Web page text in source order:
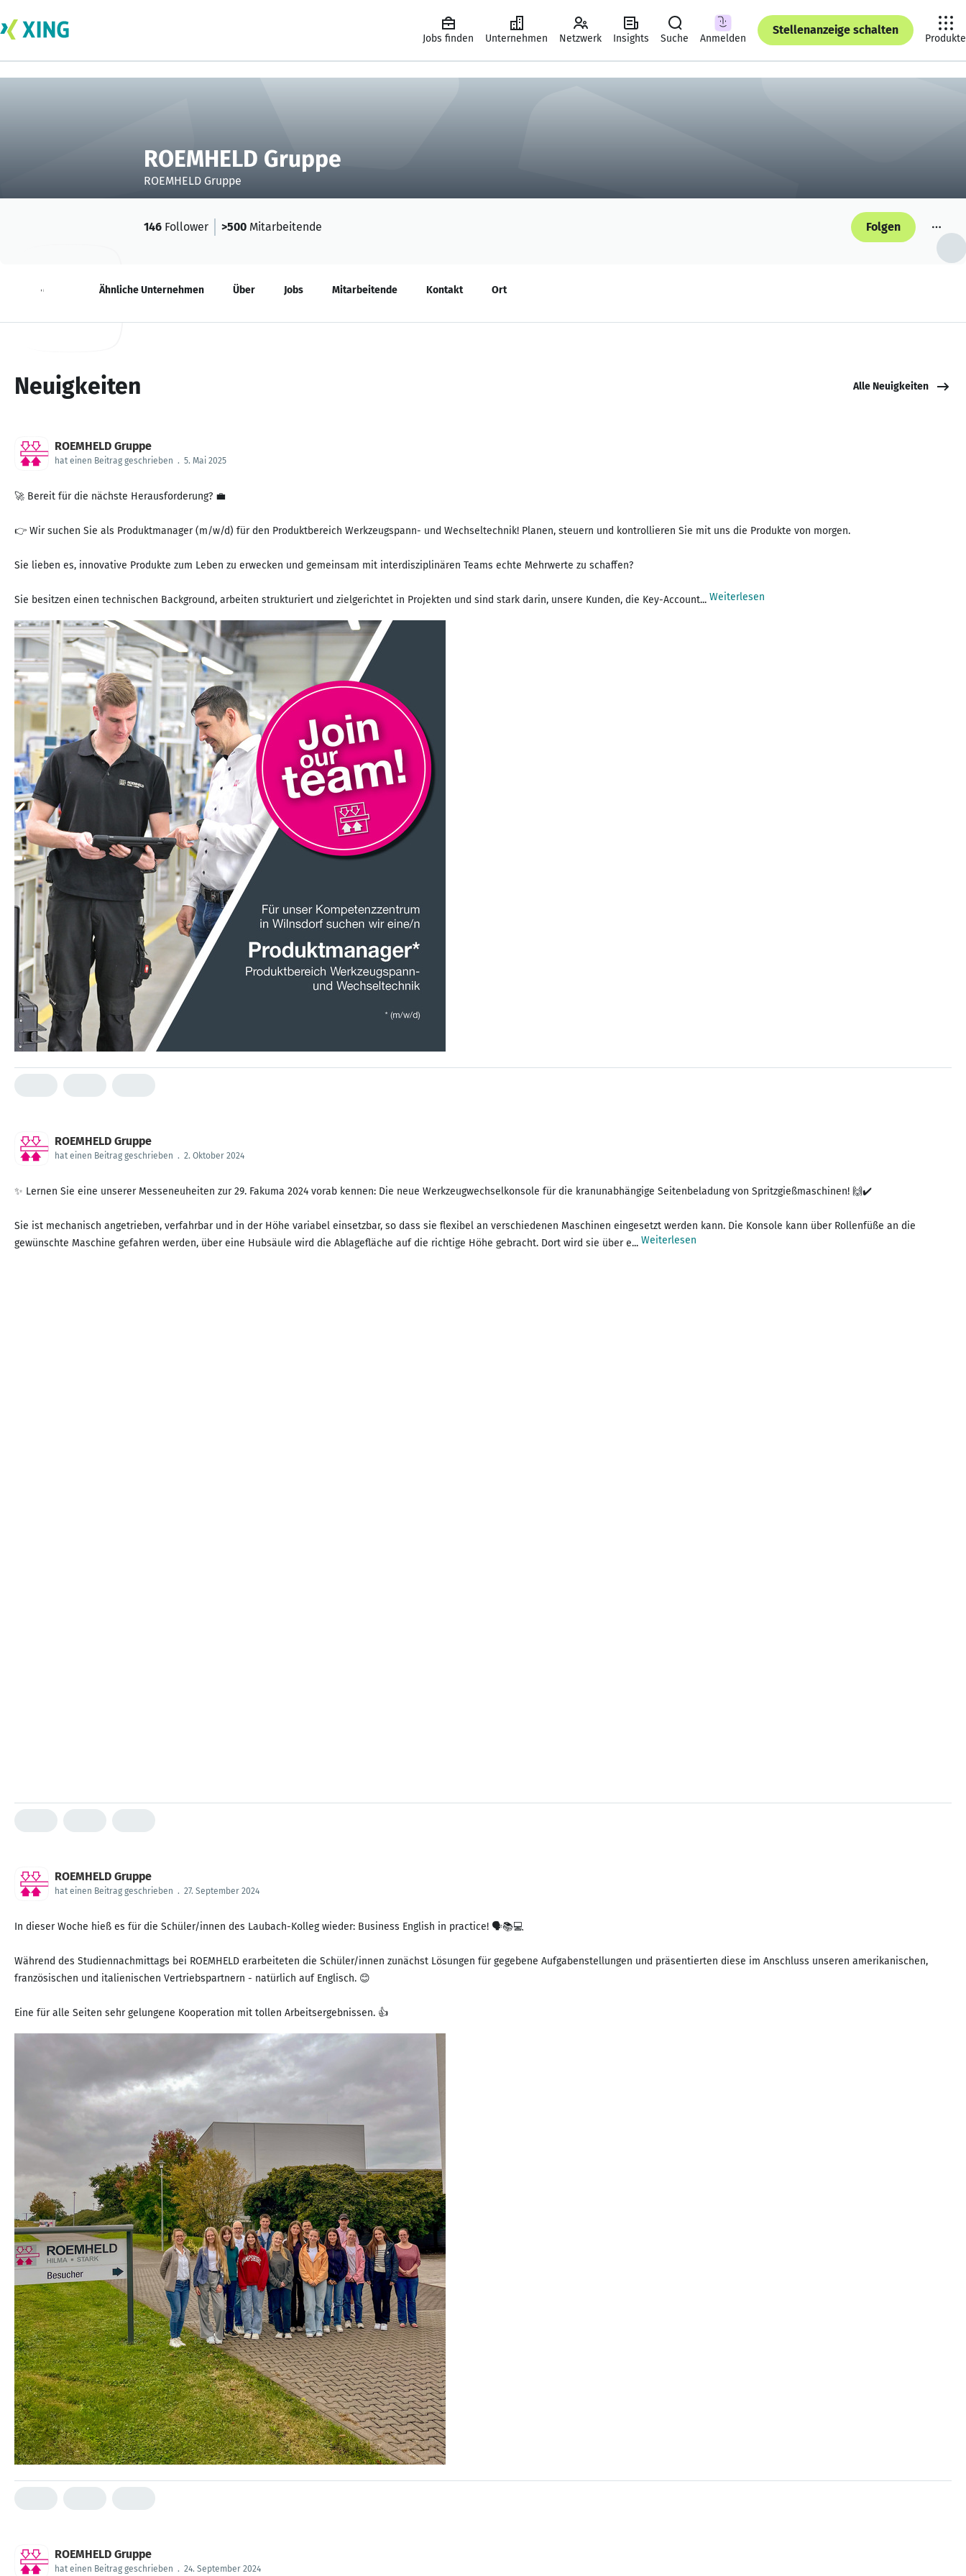
Jobs finden Unternehmen Netzwerk Insights Suche Anmelden
Stellenanzeige schalten
Produkte
ROEMHELD Gruppe
ROEMHELD Gruppe
146 Follower >500 Mitarbeitende Folgen
Neuigkeiten Ähnliche Unternehmen Über Jobs Mitarbeitende Kontakt Ort
Neuigkeiten Alle Neuigkeiten
ROEMHELD Gruppe
hat einen Beitrag geschrieben . 5. Mai 2025
🚀 Bereit für die nächste Herausforderung? 💼
👉 Wir suchen Sie als Produktmanager (m/w/d) für den Produktbereich Werkzeugspann- und Wechseltechnik! Planen, steuern und kontrollieren Sie mit uns die Produkte von morgen.
Sie lieben es, innovative Produkte zum Leben zu erwecken und gemeinsam mit interdisziplinären Teams echte Mehrwerte zu schaffen?
Sie besitzen einen technischen Background, arbeiten strukturiert und zielgerichtet in Projekten und sind stark darin, unsere Kunden, die Key-Account... Weiterlesen
ROEMHELD Gruppe
hat einen Beitrag geschrieben . 2. Oktober 2024
✨ Lernen Sie eine unserer Messeneuheiten zur 29. Fakuma 2024 vorab kennen: Die neue Werkzeugwechselkonsole für die kranunabhängige Seitenbeladung von Spritzgießmaschinen! 🙌✔️
Sie ist mechanisch angetrieben, verfahrbar und in der Höhe variabel einsetzbar, so dass sie flexibel an verschiedenen Maschinen eingesetzt werden kann. Die Konsole kann über Rollenfüße an die
gewünschte Maschine gefahren werden, über eine Hubsäule wird die Ablagefläche auf die richtige Höhe gebracht. Dort wird sie über e... Weiterlesen
ROEMHELD Gruppe
hat einen Beitrag geschrieben . 27. September 2024
In dieser Woche hieß es für die Schüler/innen des Laubach-Kolleg wieder: Business English in practice! 🗣📚💻
Während des Studiennachmittags bei ROEMHELD erarbeiteten die Schüler/innen zunächst Lösungen für gegebene Aufgabenstellungen und präsentierten diese im Anschluss unseren amerikanischen,
französischen und italienischen Vertriebspartnern - natürlich auf Englisch. 😊
Eine für alle Seiten sehr gelungene Kooperation mit tollen Arbeitsergebnissen. 👍
ROEMHELD Gruppe
hat einen Beitrag geschrieben . 24. September 2024